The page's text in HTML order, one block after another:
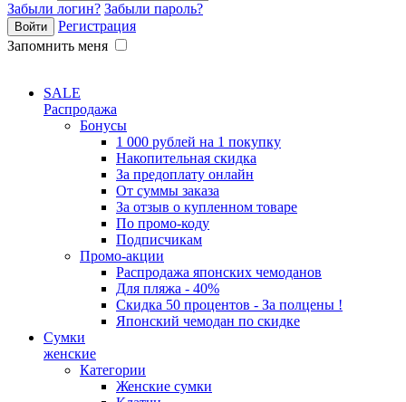
Забыли логин? Забыли пароль?
Регистрация
Запомнить меня
SALE
Распродажа
Бонусы
1 000 рублей на 1 покупку
Накопительная скидка
За предоплату онлайн
От суммы заказа
За отзыв о купленном товаре
По промо-коду
Подписчикам
Промо-акции
Распродажа японских чемоданов
Для пляжа - 40%
Скидка 50 процентов - За полцены !
Японский чемодан по скидке
Сумки
женские
Категории
Женские сумки